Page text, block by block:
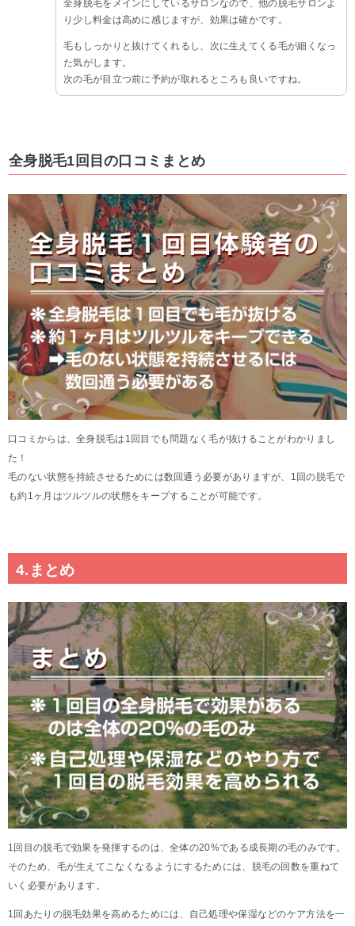
全身脱毛をメインにしているサロンなので、他の脱毛サロンよ
り少し料金は高めに感じますが、効果は確かです。
毛もしっかりと抜けてくれるし、次に生えてくる毛が細くなっ
た気がします。
次の毛が目立つ前に予約が取れるところも良いですね。
全身脱毛1回目の口コミまとめ
口コミからは、全身脱毛は1回目でも問題なく毛が抜けることがわかりまし
た！
毛のない状態を持続させるためには数回通う必要がありますが、1回の脱毛で
も約1ヶ月はツルツルの状態をキープすることが可能です。
4.まとめ
1回目の脱毛で効果を発揮するのは、全体の20%である成長期の毛のみです。
そのため、毛が生えてこなくなるようにするためには、脱毛の回数を重ねて
いく必要があります。
1回あたりの脱毛効果を高めるためには、自己処理や保湿などのケア方法を一